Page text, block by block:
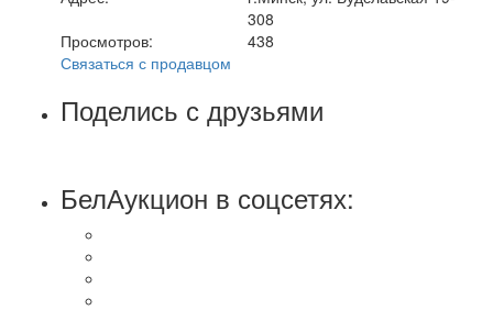
308
Просмотров:
438
Связаться с продавцом
Поделись с друзьями
БелАукцион в соцсетях: